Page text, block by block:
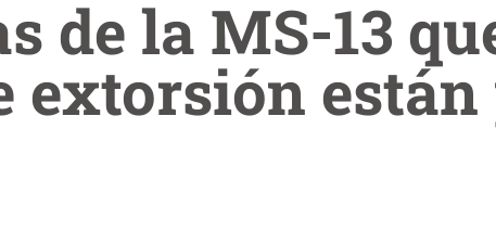
de la MS-13
extorsión